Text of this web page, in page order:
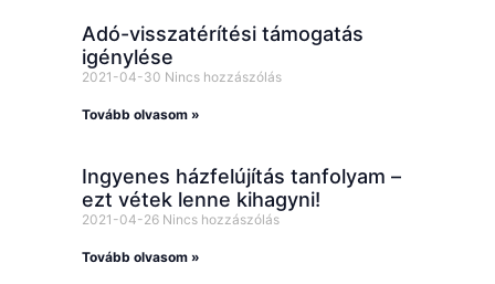
Adó-visszatérítési támogatás
igénylése
2021-04-30 Nincs hozzászólás
Tovább olvasom »
Ingyenes házfelújítás tanfolyam –
ezt vétek lenne kihagyni!
2021-04-26 Nincs hozzászólás
Tovább olvasom »